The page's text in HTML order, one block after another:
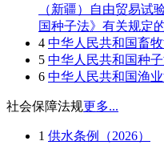
（新疆）自由贸易试
国种子法》有关规定
4 中华人民共和国畜牧
5 中华人民共和国种子
6 中华人民共和国渔业
社会保障法规更多...
1 供水条例（2026）